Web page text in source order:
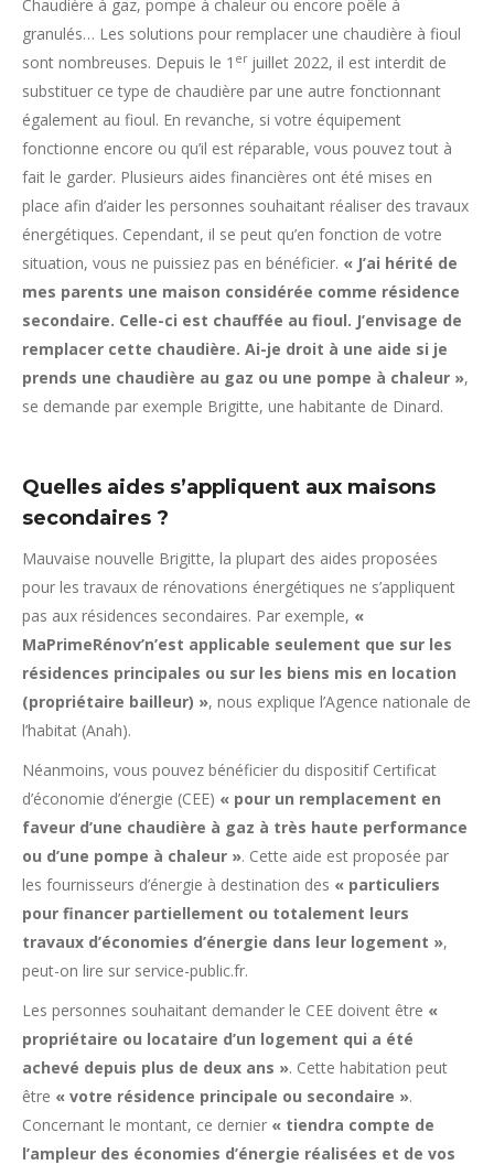
Chaudière à gaz, pompe à chaleur ou encore poêle à
granulés… Les solutions pour remplacer une chaudière à fioul
sont nombreuses. Depuis le 1 erjuillet 2022, il est interdit de
substituer ce type de chaudière par une autre fonctionnant
également au fioul. En revanche, si votre équipement
fonctionne encore ou qu’il est réparable, vous pouvez tout à
fait le garder. Plusieurs aides financières ont été mises en
place afin d’aider les personnes souhaitant réaliser des travaux
énergétiques. Cependant, il se peut qu’en fonction de votre
situation, vous ne puissiez pas en bénéficier. « J’ai hérité de
mes parents une maison considérée comme résidence
secondaire. Celle-ci est chauffée au fioul. J’envisage de
remplacer cette chaudière. Ai-je droit à une aide si je
prends une chaudière au gaz ou une pompe à chaleur »,
se demande par exemple Brigitte, une habitante de Dinard.
Quelles aides s’appliquent aux maisons
secondaires ?
Mauvaise nouvelle Brigitte, la plupart des aides proposées
pour les travaux de rénovations énergétiques ne s’appliquent
pas aux résidences secondaires. Par exemple, «
MaPrimeRénov’n’est applicable seulement que sur les
résidences principales ou sur les biens mis en location
(propriétaire bailleur) », nous explique l’Agence nationale de
l’habitat (Anah).
Néanmoins, vous pouvez bénéficier du dispositif Certificat
d’économie d’énergie (CEE) « pour un remplacement en
faveur d’une chaudière à gaz à très haute performance
ou d’une pompe à chaleur ». Cette aide est proposée par
les fournisseurs d’énergie à destination des « particuliers
pour financer partiellement ou totalement leurs
travaux d’économies d’énergie dans leur logement »,
peut-on lire sur service-public.fr.
Les personnes souhaitant demander le CEE doivent être «
propriétaire ou locataire d’un logement qui a été
achevé depuis plus de deux ans ». Cette habitation peut
être « votre résidence principale ou secondaire ».
Concernant le montant, ce dernier « tiendra compte de
l’ampleur des économies d’énergie réalisées et de vos